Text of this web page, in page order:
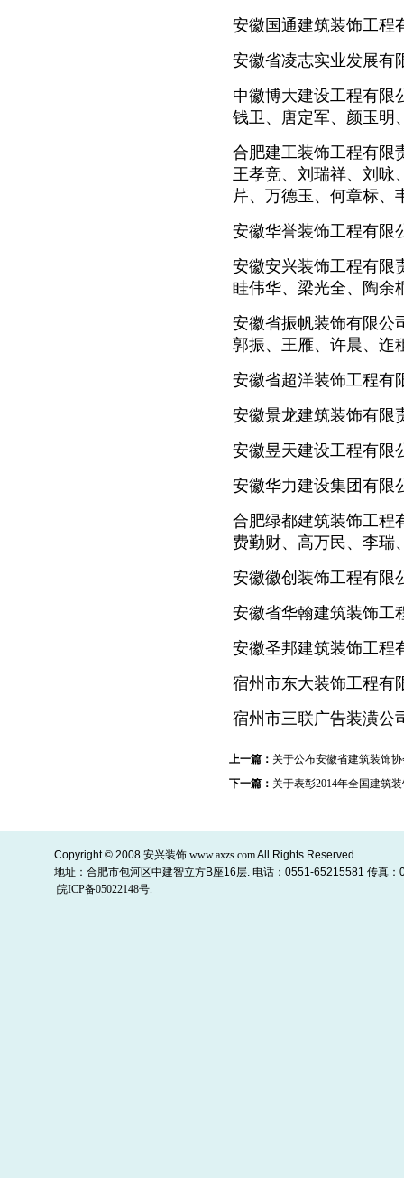
安徽国通建筑装饰工程
安徽省凌志实业发展有
中徽博大建设工程有限
钱卫、唐定军、颜玉明
合肥建工装饰工程有限
王孝竞、刘瑞祥、刘咏
芹、万德玉、何章标、
安徽华誉装饰工程有限
安徽安兴装饰工程有限
眭伟华、梁光全、陶余
安徽省振帆装饰有限公
郭振、王雁、许晨、迮
安徽省超洋装饰工程有
安徽景龙建筑装饰有限
安徽昱天建设工程有限
安徽华力建设集团有限
合肥绿都建筑装饰工程
费勤财、高万民、李瑞
安徽徽创装饰工程有限
安徽省华翰建筑装饰工
安徽圣邦建筑装饰工程
宿州市东大装饰工程有
宿州市三联广告装潢公
上一篇： 关于公布安徽省建筑装饰
下一篇： 关于表彰2014年全国建筑
Copyright © 2008 安兴装饰 www.axzs.comAll Rights Reserved
地址：合肥市包河区中建智立方B座16层. 电话：0551-65215581 传真
皖ICP备05022148号.